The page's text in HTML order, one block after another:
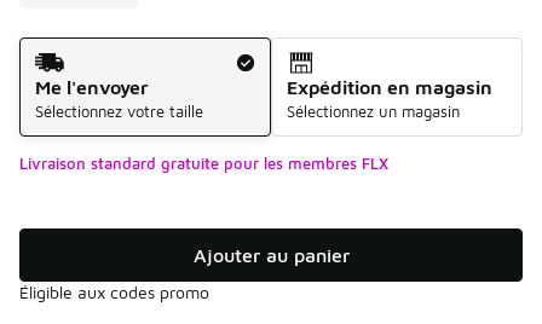
Mode d'expédition
Me l'envoyer
Sélectionnez votre taille
Expédition en magasin
Sélectionnez un magasin
Livraison standard gratuite pour les membres FLX
Ajouter au panier
Éligible aux codes promo